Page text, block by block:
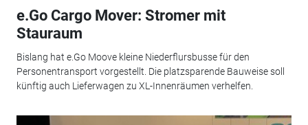
e.Go Cargo Mover: Stromer mit
Stauraum
Bislang hat e.Go Moove kleine Niederflursbusse für den
Personentransport vorgestellt. Die platzsparende Bauweise soll
künftig auch Lieferwagen zu XL-Innenräumen verhelfen.